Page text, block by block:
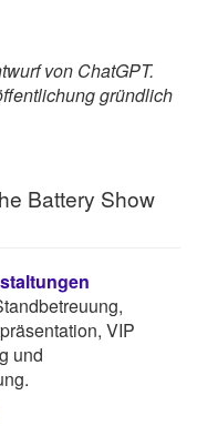
von ChatGPT.
gründlich
Battery Show
VIP
und